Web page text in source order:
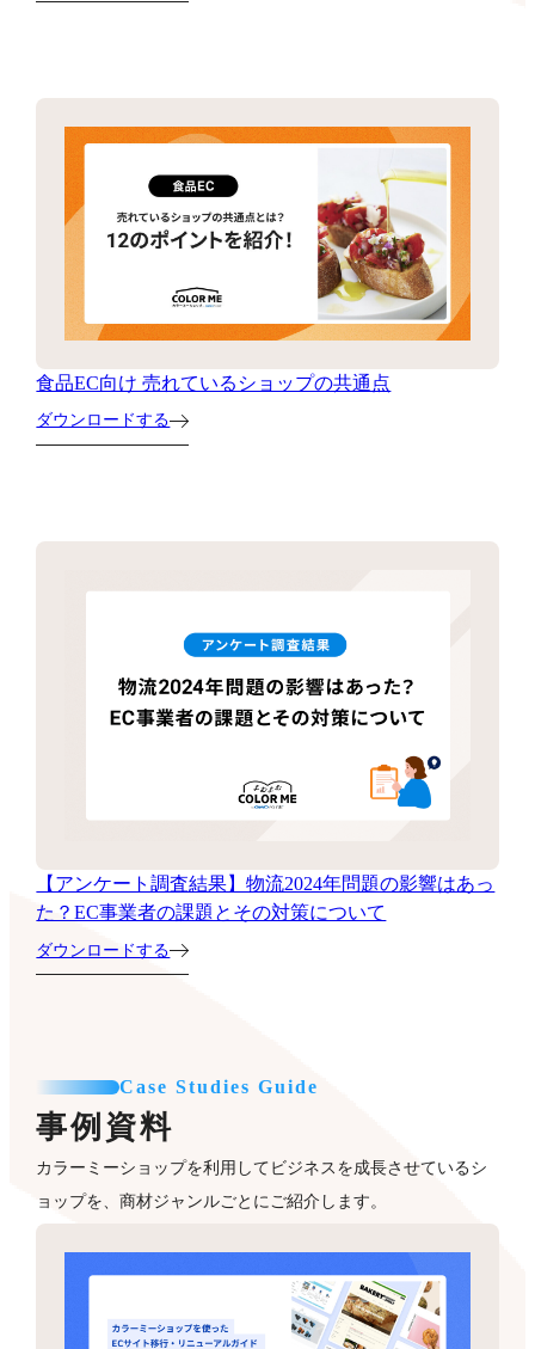
食品EC向け 売れているショップの共通点
ダウンロードする
【アンケート調査結果】物流2024年問題の影響はあっ
た？EC事業者の課題とその対策について
ダウンロードする
Case Studies Guide
事例資料
カラーミーショップを利用してビジネスを成長させているシ
ョップを、商材ジャンルごとにご紹介します。